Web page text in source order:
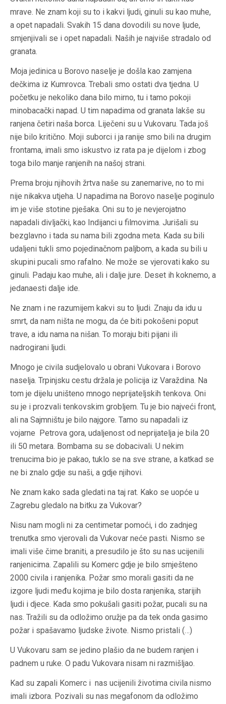
mrave. Ne znam koji su to i kakvi ljudi, ginuli su kao muhe,
a opet napadali. Svakih 15 dana dovodili su nove ljude,
smjenjivali se i opet napadali. Naših je najviše stradalo od
granata.
Moja jedinica u Borovo naselje je došla kao zamjena
dečkima iz Kumrovca. Trebali smo ostati dva tjedna. U
početku je nekoliko dana bilo mirno, tu i tamo pokoji
minobacački napad. U tim napadima od granata lakše su
ranjena četiri naša borca. Liječeni su u Vukovaru. Tada još
nije bilo kritično. Moji suborci i ja ranije smo bili na drugim
frontama, imali smo iskustvo iz rata pa je dijelom i zbog
toga bilo manje ranjenih na našoj strani.
Prema broju njihovih žrtva naše su zanemarive, no to mi
nije nikakva utjeha. U napadima na Borovo naselje poginulo
im je više stotine pješaka. Oni su to je nevjerojatno
napadali divljački, kao Indijanci u filmovima. Jurišali su
bezglavno i tada su nama bili zgodna meta. Kada su bili
udaljeni tukli smo pojedinačnom paljbom, a kada su bili u
skupini pucali smo rafalno. Ne može se vjerovati kako su
ginuli. Padaju kao muhe, ali i dalje jure. Deset ih koknemo, a
jedanaesti dalje ide.
Ne znam i ne razumijem kakvi su to ljudi. Znaju da idu u
smrt, da nam ništa ne mogu, da će biti pokošeni poput
trave, a idu nama na nišan. To moraju biti pijani ili
nadrogirani ljudi.
Mnogo je civila sudjelovalo u obrani Vukovara i Borovo
naselja. Trpinjsku cestu držala je policija iz Varaždina. Na
tom je dijelu uništeno mnogo neprijateljskih tenkova. Oni
su je i prozvali tenkovskim grobljem. Tu je bio najveći front,
ali na Sajmništu je bilo najgore. Tamo su napadali iz
vojarne Petrova gora, udaljenost od neprijatelja je bila 20
ili 50 metara. Bombama su se dobacivali. U nekim
trenucima bio je pakao, tuklo se na sve strane, a katkad se
ne bi znalo gdje su naši, a gdje njihovi.
Ne znam kako sada gledati na taj rat. Kako se uopće u
Zagrebu gledalo na bitku za Vukovar?
Nisu nam mogli ni za centimetar pomoći, i do zadnjeg
trenutka smo vjerovali da Vukovar neće pasti. Nismo se
imali više čime braniti, a presudilo je što su nas ucijenili
ranjenicima. Zapalili su Komerc gdje je bilo smješteno
2000 civila i ranjenika. Požar smo morali gasiti da ne
izgore ljudi među kojima je bilo dosta ranjenika, starijih
ljudi i djece. Kada smo pokušali gasiti požar, pucali su na
nas. Tražili su da odložimo oružje pa da tek onda gasimo
požar i spašavamo ljudske živote. Nismo pristali (…)
U Vukovaru sam se jedino plašio da ne budem ranjen i
padnem u ruke. O padu Vukovara nisam ni razmišljao.
Kad su zapali Komerc i nas ucijenili životima civila nismo
imali izbora. Pozivali su nas megafonom da odložimo